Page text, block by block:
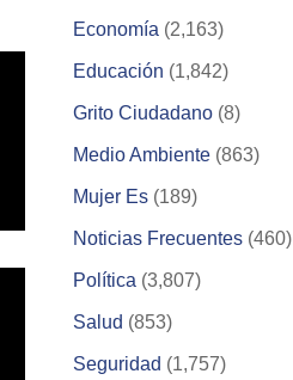
Economía (2,163)
Educación (1,842)
Grito Ciudadano (8)
Medio Ambiente (863)
Mujer Es (189)
Noticias Frecuentes (460)
Política (3,807)
Salud (853)
Seguridad (1,757)